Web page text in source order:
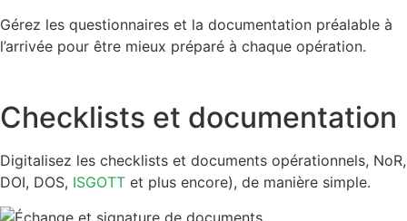
Gérez les questionnaires et la documentation préalable à
l’arrivée pour être mieux préparé à chaque opération.
Checklists et documentation
Digitalisez les checklists et documents opérationnels, NoR,
DOI, DOS, ISGOTT et plus encore), de manière simple.